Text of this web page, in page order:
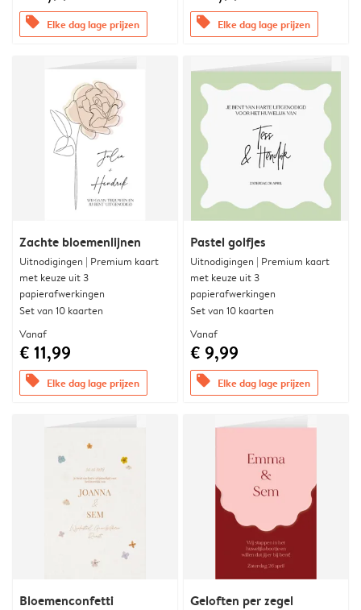
offers Elke dag lage prijzen offers Elke dag lage prijzen
Zachte bloemenlijnen
Uitnodigingen | Premium kaart
met keuze uit 3
papierafwerkingen
Set van 10 kaarten
Vanaf
€ 11,99
offers Elke dag lage prijzen
Pastel golfjes
Uitnodigingen | Premium kaart
met keuze uit 3
papierafwerkingen
Set van 10 kaarten
Vanaf
€ 9,99
offers Elke dag lage prijzen
Bloemenconfetti Geloften per zegel